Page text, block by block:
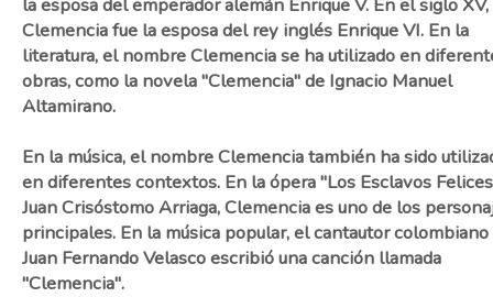
Clemencia fue la esposa del rey inglés Enrique VI. En la
literatura, el nombre Clemencia se ha utilizado en
obras, como la novela "Clemencia" de Ignacio Manuel
Altamirano.
En la música, el nombre Clemencia también ha sido
en diferentes contextos. En la ópera "Los Esclavos
Juan Crisóstomo Arriaga, Clemencia es uno de los
principales. En la música popular, el cantautor colombiano
Juan Fernando Velasco escribió una canción llamada
"Clemencia".